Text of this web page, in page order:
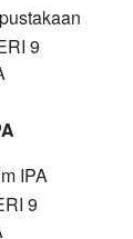
9
IPA
9